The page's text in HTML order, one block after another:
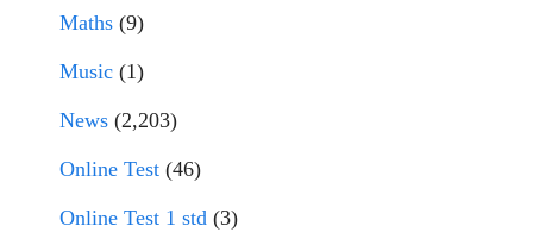
Maths (9)
Music (1)
News (2,203)
Online Test (46)
Online Test 1 std (3)